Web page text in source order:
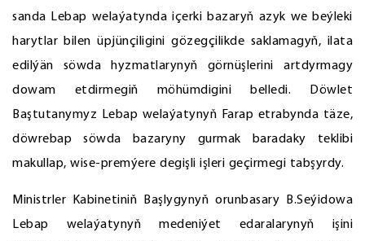
sanda Lebap welaýatynda içerki bazaryň azyk we beýleki
harytlar bilen üpjünçiligini gözegçilikde saklamagyň, ilata
edilýän söwda hyzmatlarynyň görnüşlerini artdyrmagy
dowam etdirmegiň möhümdigini belledi. Döwlet
Baştutanymyz Lebap welaýatynyň Farap etrabynda täze,
döwrebap söwda bazaryny gurmak baradaky teklibi
makullap, wise-premýere degişli işleri geçirmegi tabşyrdy.
Ministrler Kabinetiniň Başlygynyň orunbasary B.Seýidowa
Lebap welaýatynyň medeniýet edaralarynyň işini